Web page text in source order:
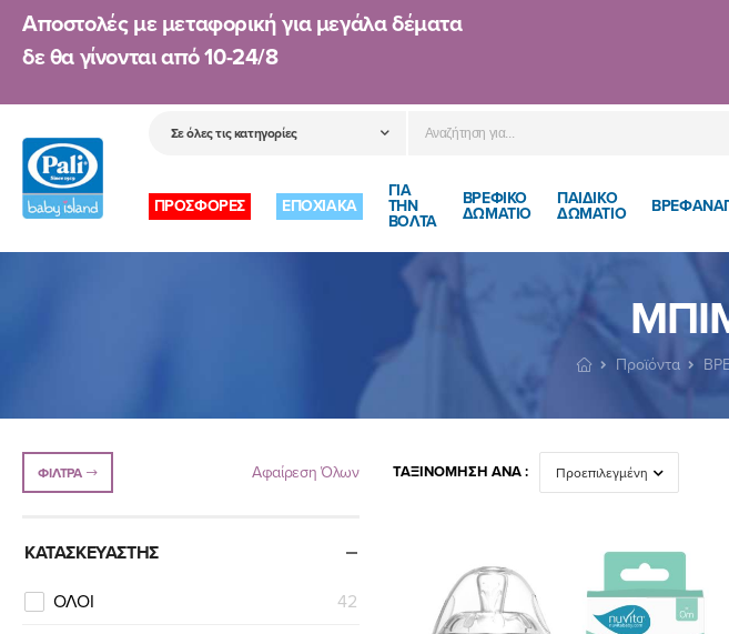
Αποστολές με μεταφορική για μεγάλα δέματα
δε θα γίνονται από10-24/8
ΠΡΟΣΦΟΡΕΣ ΕΠΟΧΙΑΚΑ
ΓΙΑ
ΤΗΝ
ΒΟΛΤΑ
ΒΡΕΦΙΚΟ
ΔΩΜΑΤΙΟ
ΠΑΙΔΙΚΌ
ΔΩΜΆΤΙΟ
Προϊόντα
ΦΊΛΤΡΑ Αφαίρεση Όλων
ΚΑΤΑΣΚΕΥΑΣΤΉΣ
ΟΛΟΙ 42
ΤΑΞΙΝΌΜΗΣΗ ΑΝΆ :